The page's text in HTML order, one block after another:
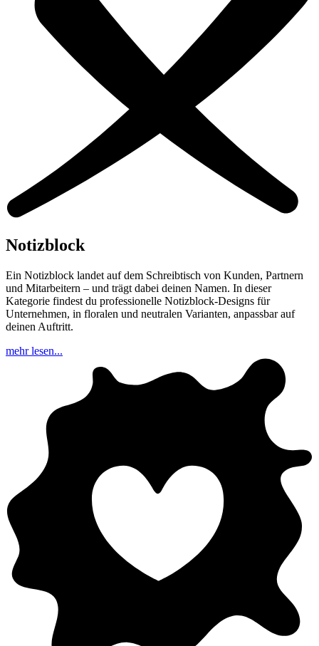
Notizblock
Ein Notizblock landet auf dem Schreibtisch von Kunden, Partnern
und Mitarbeitern – und trägt dabei deinen Namen. In dieser
Kategorie findest du professionelle Notizblock-Designs für
Unternehmen, in floralen und neutralen Varianten, anpassbar auf
deinen Auftritt.
mehr lesen...